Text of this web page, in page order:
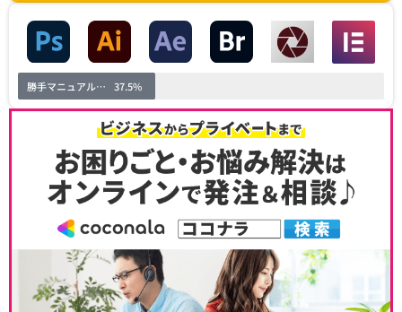
勝手マニュアル進捗 37.5%